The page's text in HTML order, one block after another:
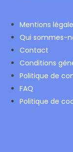
Mentions
Qui sommes-
Contact
Conditions
Politique de
FAQ
Politique de